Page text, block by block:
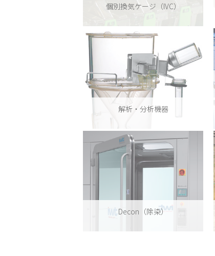
個別換気ケージ（IVC）
解析・分析機器
Decon（除染）